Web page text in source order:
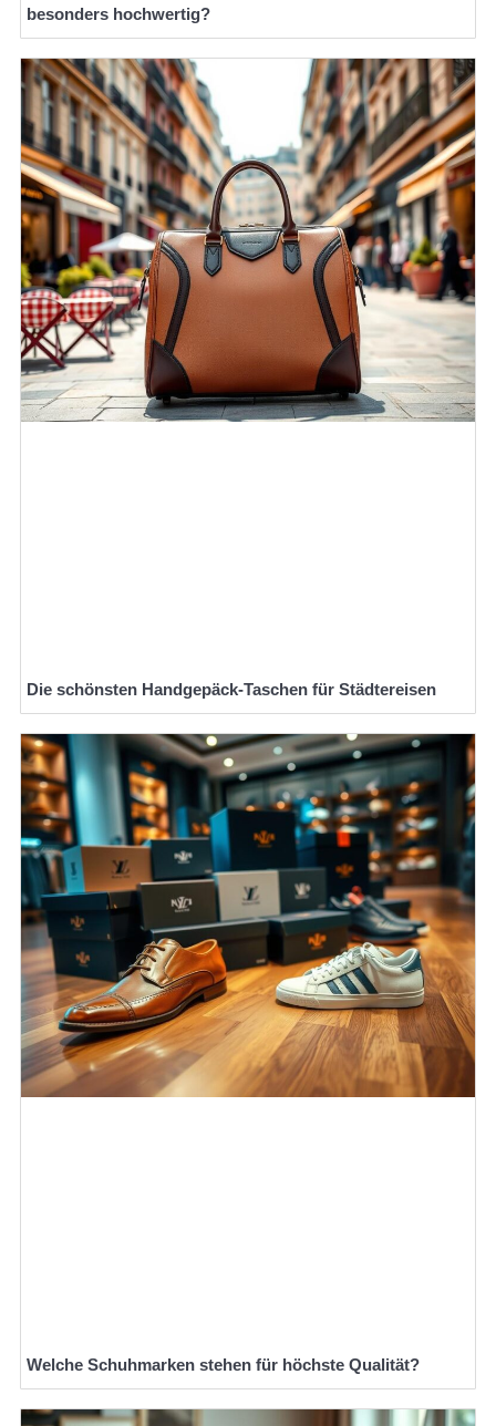
besonders hochwertig?
Die schönsten Handgepäck-Taschen für Städtereisen
Welche Schuhmarken stehen für höchste Qualität?